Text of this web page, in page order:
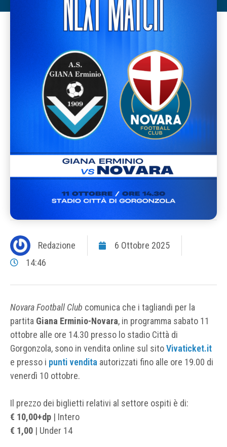
Redazione
6 Ottobre 2025
14:46
Novara Football Club comunica che i tagliandi per la
partita Giana Erminio-Novara, in programma sabato 11
ottobre alle ore 14.30 presso lo stadio Città di
Gorgonzola, sono in vendita online sul sitoVivaticket.it
e presso i punti vendita autorizzati fino alle ore 19.00 di
venerdì 10 ottobre.
Il prezzo dei biglietti relativi al settore ospiti è di:
€ 10,00+dp | Intero
€ 1,00 | Under 14